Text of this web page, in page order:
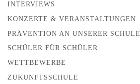
INTERVIEWS
KONZERTE & VERANSTALTUNGEN
PRÄVENTION AN UNSERER SCHULE
SCHÜLER FÜR SCHÜLER
WETTBEWERBE
ZUKUNFTSSCHULE